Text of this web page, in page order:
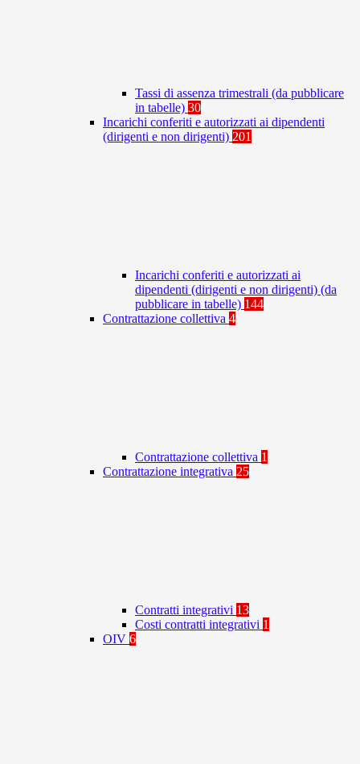
Tassi di assenza trimestrali (da pubblicare
in tabelle) 30
Incarichi conferiti e autorizzati ai dipendenti
(dirigenti e non dirigenti) 201
Incarichi conferiti e autorizzati ai
dipendenti (dirigenti e non dirigenti) (da
pubblicare in tabelle) 144
Contrattazione collettiva 4
Contrattazione collettiva 1
Contrattazione integrativa 25
Contratti integrativi 13
Costi contratti integrativi 1
OIV 6